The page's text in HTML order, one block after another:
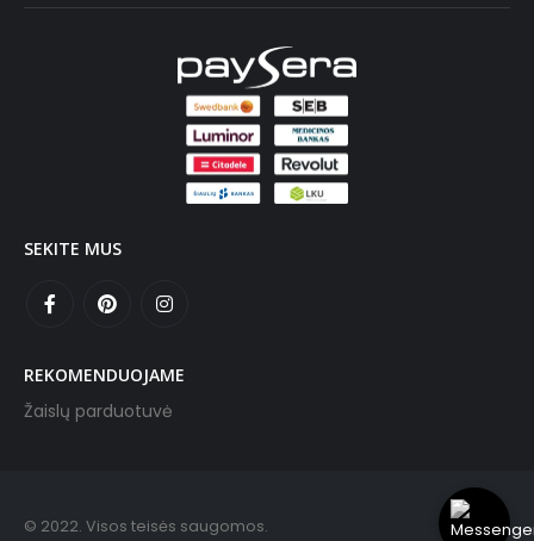
SEKITE MUS
REKOMENDUOJAME
Žaislų parduotuvė
© 2022. Visos teisės saugomos.